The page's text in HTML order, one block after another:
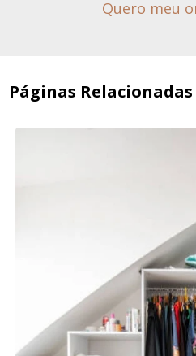
Quero meu
Páginas Relacionadas